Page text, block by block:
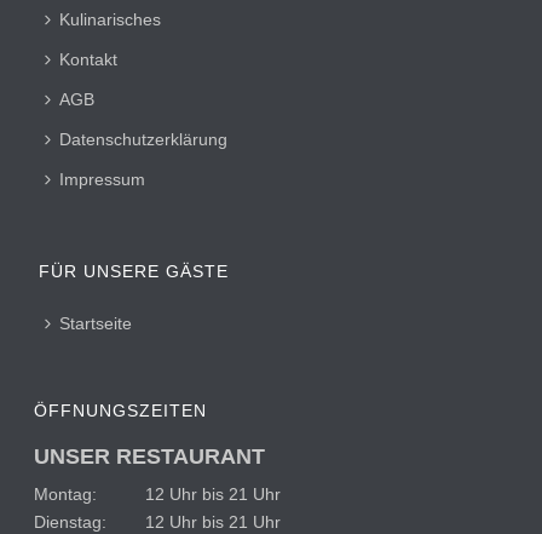
Kulinarisches
Kontakt
AGB
Datenschutzerklärung
Impressum
FÜR UNSERE GÄSTE
Startseite
ÖFFNUNGSZEITEN
UNSER RESTAURANT
Montag: 12 Uhr bis 21 Uhr
Dienstag: 12 Uhr bis 21 Uhr